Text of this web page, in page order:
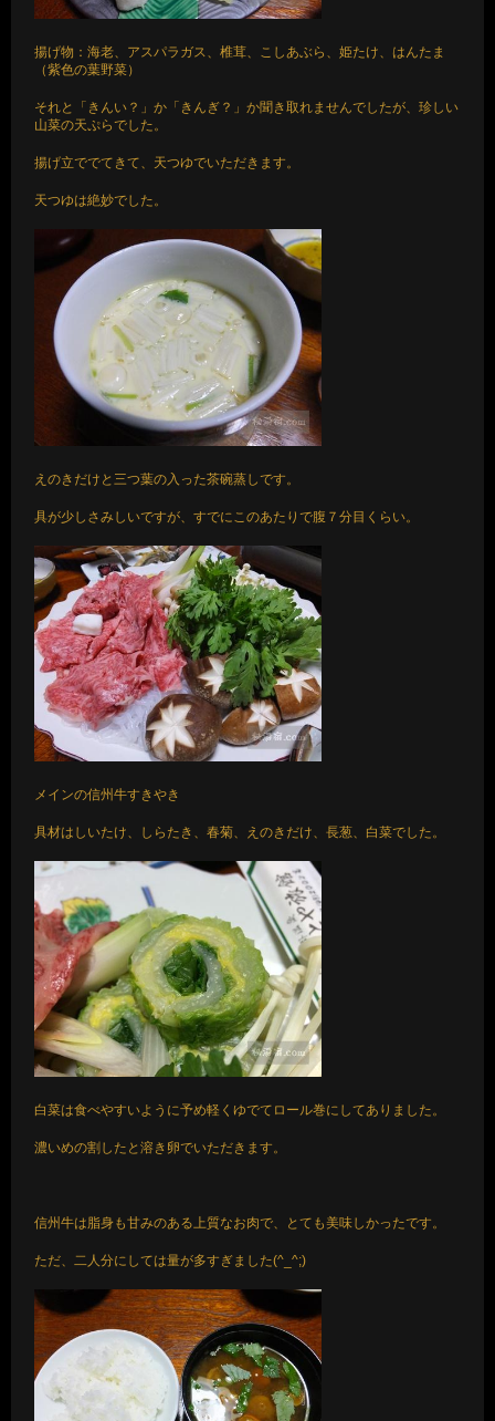
揚げ物：海老、アスパラガス、椎茸、こしあぶら、姫たけ、はんたま
（紫色の葉野菜）
それと「きんい？」か「きんぎ？」か聞き取れませんでしたが、珍しい
山菜の天ぷらでした。
揚げ立ででてきて、天つゆでいただきます。
天つゆは絶妙でした。
えのきだけと三つ葉の入った茶碗蒸しです。
具が少しさみしいですが、すでにこのあたりで腹７分目くらい。
メインの信州牛すきやき
具材はしいたけ、しらたき、春菊、えのきだけ、長葱、白菜でした。
白菜は食べやすいように予め軽くゆでてロール巻にしてありました。
濃いめの割したと溶き卵でいただきます。
信州牛は脂身も甘みのある上質なお肉で、とても美味しかったです。
ただ、二人分にしては量が多すぎました(^_^;)